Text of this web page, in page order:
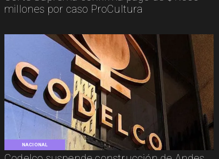
millones por caso ProCultura
NACIONAL